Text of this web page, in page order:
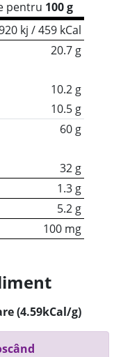
pentru 100 g
kj / 459 kCal
20.7 g
10.2 g
10.5 g
60 g
32 g
1.3 g
5.2 g
100 mg
(4.59kCal/g)